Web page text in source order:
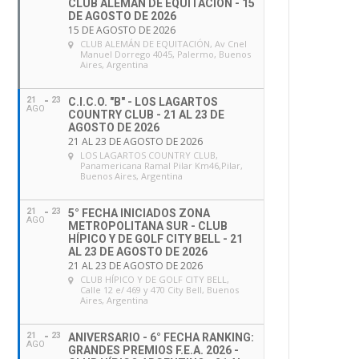
CLUB ALEMÁN DE EQUITACIÓN - 15
DE AGOSTO DE 2026
15 DE AGOSTO DE 2026
CLUB ALEMÁN DE EQUITACIÓN, Av Cnel
Manuel Dorrego 4045, Palermo, Buenos
Aires, Argentina
21
AGO
23
C.I.C.O. "B" - LOS LAGARTOS
COUNTRY CLUB - 21 AL 23 DE
AGOSTO DE 2026
21 AL 23 DE AGOSTO DE 2026
LOS LAGARTOS COUNTRY CLUB,
Panamericana Ramal Pilar Km46,Pilar,
Buenos Aires, Argentina
21
AGO
23
5° FECHA INICIADOS ZONA
METROPOLITANA SUR - CLUB
HÍPICO Y DE GOLF CITY BELL - 21
AL 23 DE AGOSTO DE 2026
21 AL 23 DE AGOSTO DE 2026
CLUB HÍPICO Y DE GOLF CITY BELL,
Calle 12 e/ 469 y 470 City Bell, Buenos
Aires, Argentina
21
AGO
23
ANIVERSARIO - 6° FECHA RANKING:
GRANDES PREMIOS F.E.A. 2026 -